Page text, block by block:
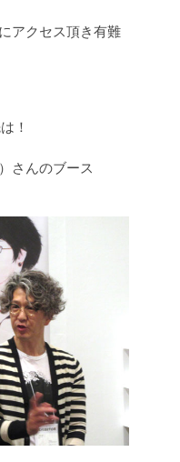
アクセス頂き有難
！
さんのブース